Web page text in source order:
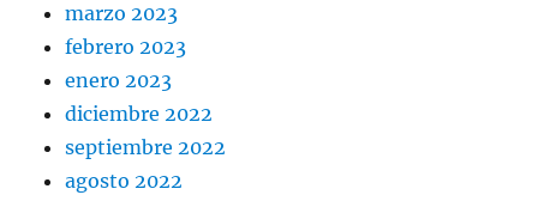
marzo 2023
febrero 2023
enero 2023
diciembre 2022
septiembre 2022
agosto 2022